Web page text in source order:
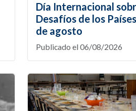
Día Internacional
Desafíos de los
de agosto
Publicado el 06/08/2026